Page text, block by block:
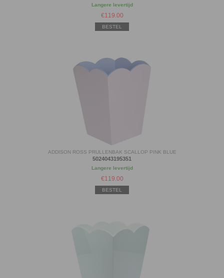
Langere levertijd
€119.00
BESTEL
ADDISON ROSS PRULLENBAK SCALLOP PINK BLUE
5024043195351
Langere levertijd
€119.00
BESTEL